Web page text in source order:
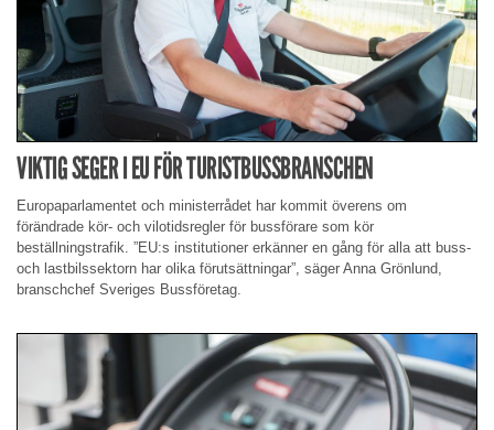
VIKTIG SEGER I EU FÖR TURISTBUSSBRANSCHEN
Europaparlamentet och ministerrådet har kommit överens om
förändrade kör- och vilotidsregler för bussförare som kör
beställningstrafik. ”EU:s institutioner erkänner en gång för alla att buss-
och lastbilssektorn har olika förutsättningar”, säger Anna Grönlund,
branschchef Sveriges Bussföretag.